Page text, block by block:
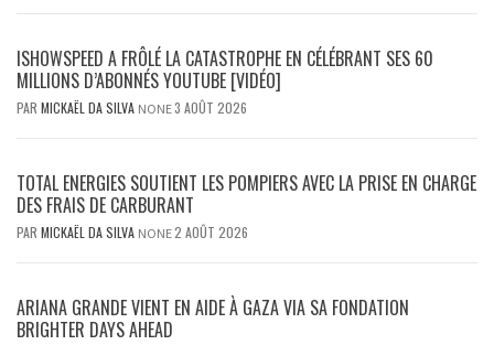
ISHOWSPEED A FRÔLÉ LA CATASTROPHE EN CÉLÉBRANT SES 60
MILLIONS D’ABONNÉS YOUTUBE [VIDÉO]
PAR MICKAËL DA SILVA NONE3 AOÛT 2026
TOTAL ENERGIES SOUTIENT LES POMPIERS AVEC LA PRISE EN CHARGE
DES FRAIS DE CARBURANT
PAR MICKAËL DA SILVA NONE2 AOÛT 2026
ARIANA GRANDE VIENT EN AIDE À GAZA VIA SA FONDATION
BRIGHTER DAYS AHEAD